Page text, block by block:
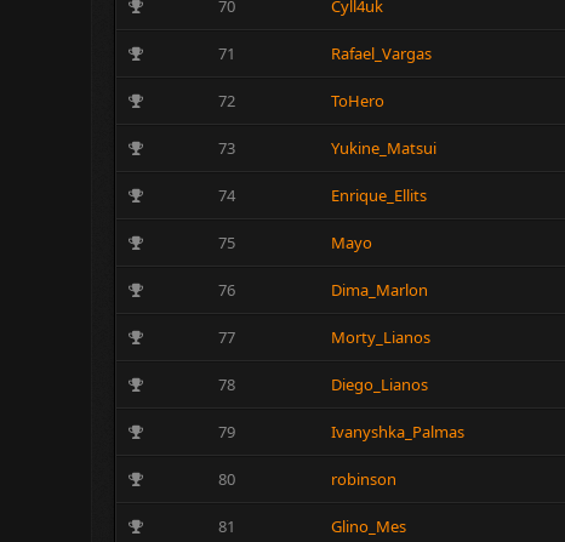
70 Cyll4uk
71 Rafael_Vargas
72 ToHero
73 Yukine_Matsui
74 Enrique_Ellits
75 Mayo
76 Dima_Marlon
77 Morty_Lianos
78 Diego_Lianos
79 Ivanyshka_Palmas
80 robinson
81 Glino_Mes